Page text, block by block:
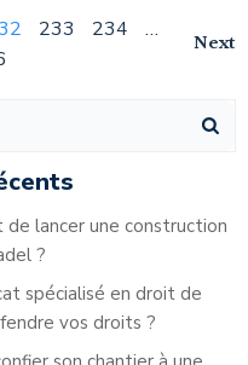
Page
233 Page
234 …
Next
lancer une construction
?
spécialisé en droit de
vos droits ?